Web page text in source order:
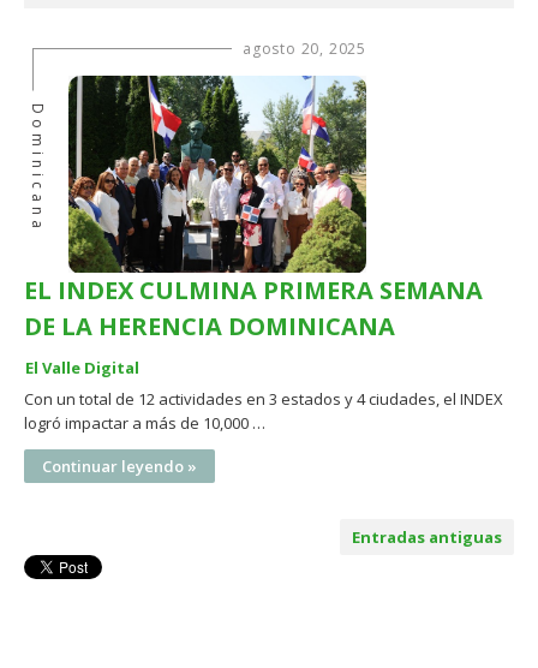
agosto 20, 2025
Dominicana
EL INDEX CULMINA PRIMERA SEMANA
DE LA HERENCIA DOMINICANA
El Valle Digital
Con un total de 12 actividades en 3 estados y 4 ciudades, el INDEX
logró impactar a más de 10,000 …
Continuar leyendo »
Entradas antiguas